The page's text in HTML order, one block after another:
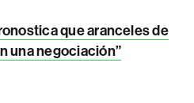
que aranceles de
una negociación”